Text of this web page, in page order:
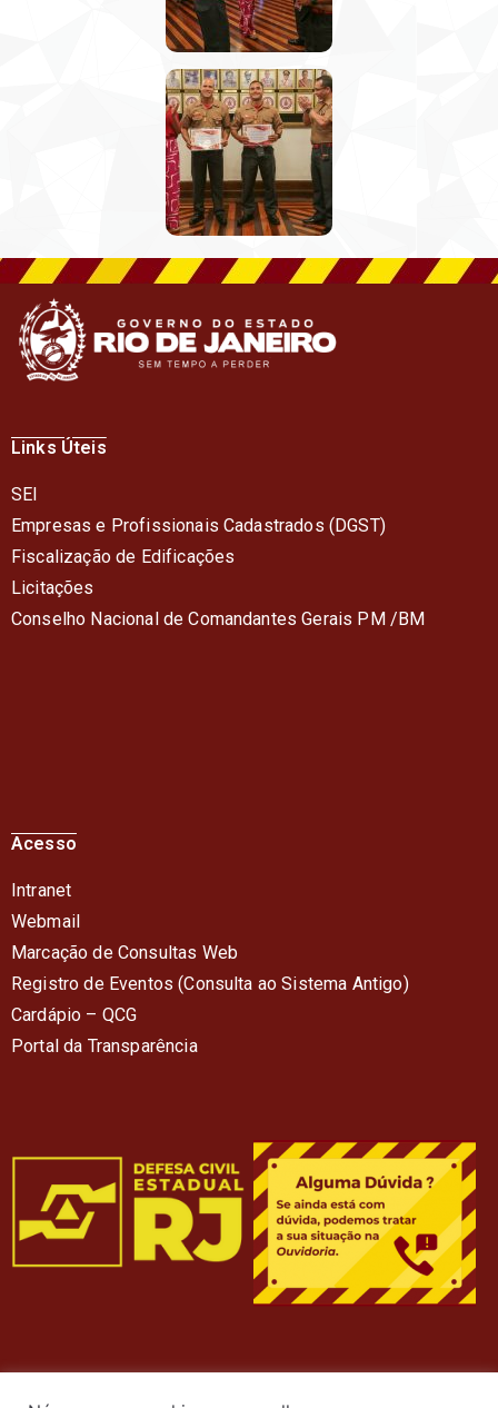
Links Úteis
SEI
Empresas e Profissionais Cadastrados (DGST)
Fiscalização de Edificações
Licitações
Conselho Nacional de Comandantes Gerais PM /BM
Acesso
Intranet
Webmail
Marcação de Consultas Web
Registro de Eventos (Consulta ao Sistema Antigo)
Cardápio – QCG
Portal da Transparência